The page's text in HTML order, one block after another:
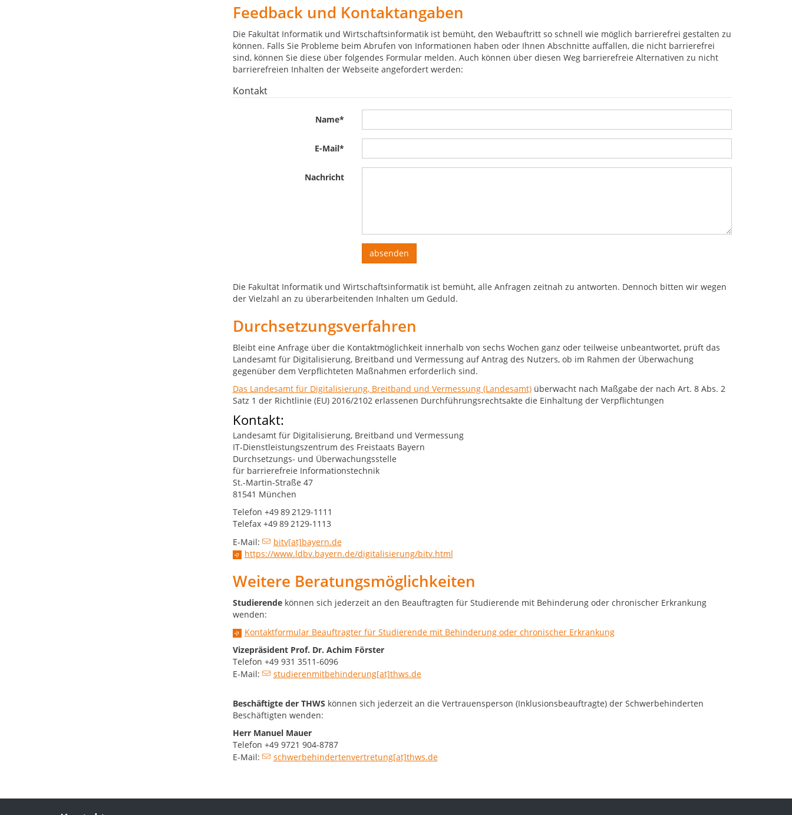
Feedback und Kontaktangaben
Die Fakultät Informatik und Wirtschaftsinformatik ist bemüht, den Webauftritt so schnell wie möglich barrierefrei gestalten zu
können. Falls Sie Probleme beim Abrufen von Informationen haben oder Ihnen Abschnitte auffallen, die nicht barrierefrei
sind, können Sie diese über folgendes Formular melden. Auch können über diesen Weg barrierefreie Alternativen zu nicht
barrierefreien Inhalten der Webseite angefordert werden:
Kontakt
Name*
E-Mail*
Nachricht
Die Fakultät Informatik und Wirtschaftsinformatik ist bemüht, alle Anfragen zeitnah zu antworten. Dennoch bitten wir wegen
der Vielzahl an zu überarbeitenden Inhalten um Geduld.
Durchsetzungsverfahren
Bleibt eine Anfrage über die Kontaktmöglichkeit innerhalb von sechs Wochen ganz oder teilweise unbeantwortet, prüft das
Landesamt für Digitalisierung, Breitband und Vermessung auf Antrag des Nutzers, ob im Rahmen der Überwachung
gegenüber dem Verpflichteten Maßnahmen erforderlich sind.
Das Landesamt für Digitalisierung, Breitband und Vermessung (Landesamt)überwacht nach Maßgabe der nach Art. 8 Abs. 2
Satz 1 der Richtlinie (EU) 2016/2102 erlassenen Durchführungsrechtsakte die Einhaltung der Verpflichtungen
Kontakt:
Landesamt für Digitalisierung, Breitband und Vermessung
IT-Dienstleistungszentrum des Freistaats Bayern
Durchsetzungs- und Überwachungsstelle
für barrierefreie Informationstechnik
St.-Martin-Straße 47
81541 München
Telefon +49 89 2129-1111
Telefax +49 89 2129-1113
E-Mail:
bitv[at]bayern.de
https://www.ldbv.bayern.de/digitalisierung/bitv.html
Weitere Beratungsmöglichkeiten
Studierendekönnen sich jederzeit an den Beauftragten für Studierende mit Behinderung oder chronischer Erkrankung
wenden:
Kontaktformular Beauftragter für Studierende mit Behinderung oder chronischer Erkrankung
Vizepräsident Prof. Dr. Achim Förster
Telefon +49 931 3511-6096
E-Mail:
studierenmitbehinderung[at]thws.de
Beschäftigte der THWS können sich jederzeit an die Vertrauensperson (Inklusionsbeauftragte) der Schwerbehinderten
Beschäftigten wenden:
Herr Manuel Mauer
Telefon +49 9721 904-8787
E-Mail:
schwerbehindertenvertretung[at]thws.de